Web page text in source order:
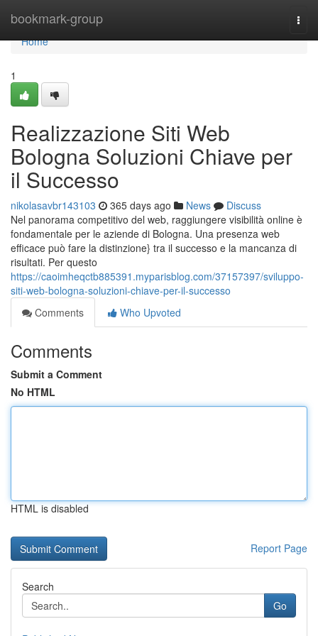
bookmark-group
Home
Home
1
Realizzazione Siti Web
Bologna Soluzioni Chiave per
il Successo
nikolasavbr143103 365 days ago News
Discuss
Nel panorama competitivo del web, raggiungere visibilità online è
fondamentale per le aziende di Bologna. Una presenza web
efficace può fare la distinzione} tra il successo e la mancanza di
risultati. Per questo
https://caoimheqctb885391.myparisblog.com/37157397/sviluppo-
siti-web-bologna-soluzioni-chiave-per-il-successo
Comments
Who Upvoted
Comments
Submit a Comment
No HTML
HTML is disabled
Report Page
Search
Go